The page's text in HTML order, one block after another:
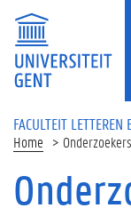
Overslaan en naar de
FACULTEIT LETTEREN
Home Onderzoekers